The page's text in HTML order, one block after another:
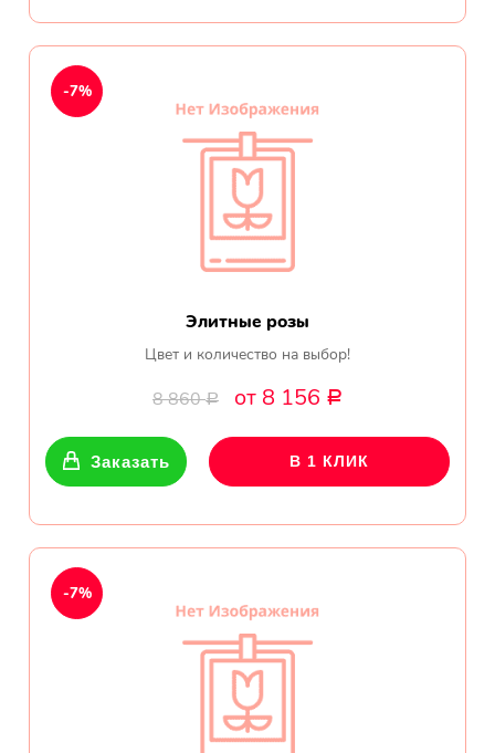
Элитные розы
Цвет и количество на выбор!
8 860Р от 8 156 Р
-7%
Заказать В 1 КЛИК
-7%